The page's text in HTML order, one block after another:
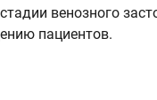
венозного
пациентов.